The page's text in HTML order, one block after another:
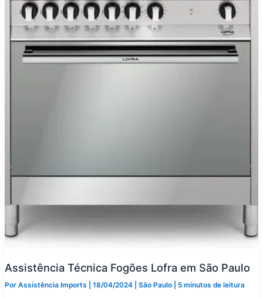
Assistência Técnica Fogões Lofra em São Paulo
Por Assistência Imports 18/04/2024 São Paulo| 5 minutos de leitura